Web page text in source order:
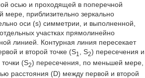
осью и проходящей в поперечной
мере, приблизительно зеркально
оси (s) симметрии, и выполненной,
участках прямолинейно
линией. Контурная линия пересекает
и второй точке (S1 , S2) пересечения и
(S2) пересечения, по меньшей мере,
расстояния (D) между первой и второй